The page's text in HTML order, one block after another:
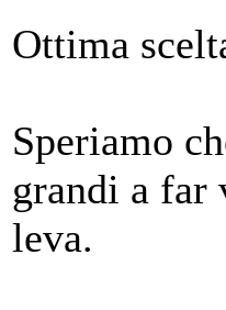
Ottima
Speriamo
grandi a far
leva.